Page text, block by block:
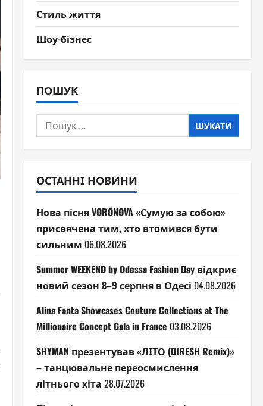
Стиль життя
Шоу-бізнес
ПОШУК
Пошук:
ОСТАННІ НОВИНИ
Нова пісня VORONOVA «Сумую за собою»
присвячена тим, хто втомився бути
сильним 06.08.2026
Summer WEEKEND by Odessa Fashion Day відкриє
новий сезон 8–9 серпня в Одесі 04.08.2026
Alina Fanta Showcases Couture Collections at The
Millionaire Concept Gala in France 03.08.2026
SHYMAN презентував «ЛІТО (DIRESH Remix)»
– танцювальне переосмислення
літнього хіта 28.07.2026